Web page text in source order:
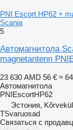
PNI Escort HP62 +
Scania
5
Автомагнитола
magnetantenn
23 630 AMD 56 € ≈
Автомагнитола
PNIEscortHP62
Эстония,
TSvaruosad
Связаться с